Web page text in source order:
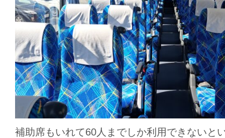
補助席もいれて60人までしか利用できないと